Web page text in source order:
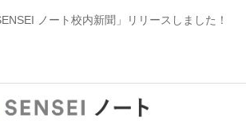
ノート校内新聞」リリースしました！